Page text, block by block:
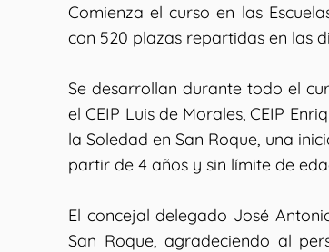
Comienza el curso en las
con 520 plazas repartidas en las
Se desarrollan durante todo el
el CEIP Luis de Morales, CEIP
la Soledad en San Roque, una
partir de 4 años y sin límite de
El concejal delegado José
San Roque, agradeciendo al